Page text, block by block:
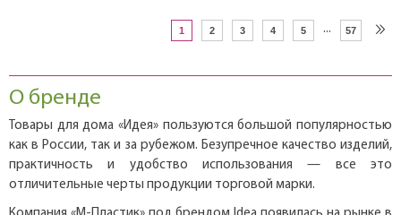
1 2 3 4 5 ... 57
О бренде
Товары для дома «Идея» пользуются большой популярностью
как в России, так и за рубежом. Безупречное качество изделий,
практичность и удобство использования — все это
отличительные черты продукции торговой марки.